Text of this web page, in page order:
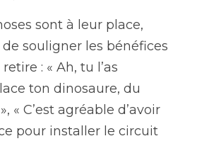
sont à leur place,
de souligner les bénéfices
: « Ah, tu l’as
ton dinosaure, du
« C’est agréable d’avoir
pour installer le circuit